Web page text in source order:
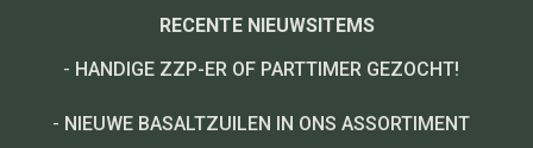
RECENTE NIEUWSITEMS
- HANDIGE ZZP-ER OF PARTTIMER GEZOCHT!
- NIEUWE BASALTZUILEN IN ONS ASSORTIMENT